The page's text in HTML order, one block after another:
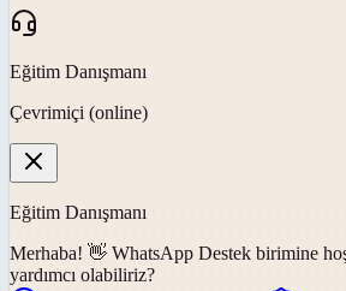
Eğitim Danışmanı
Çevrimiçi (online)
Eğitim Danışmanı
Merhaba! 👋 WhatsApp Destek birimine
yardımcı olabiliriz?